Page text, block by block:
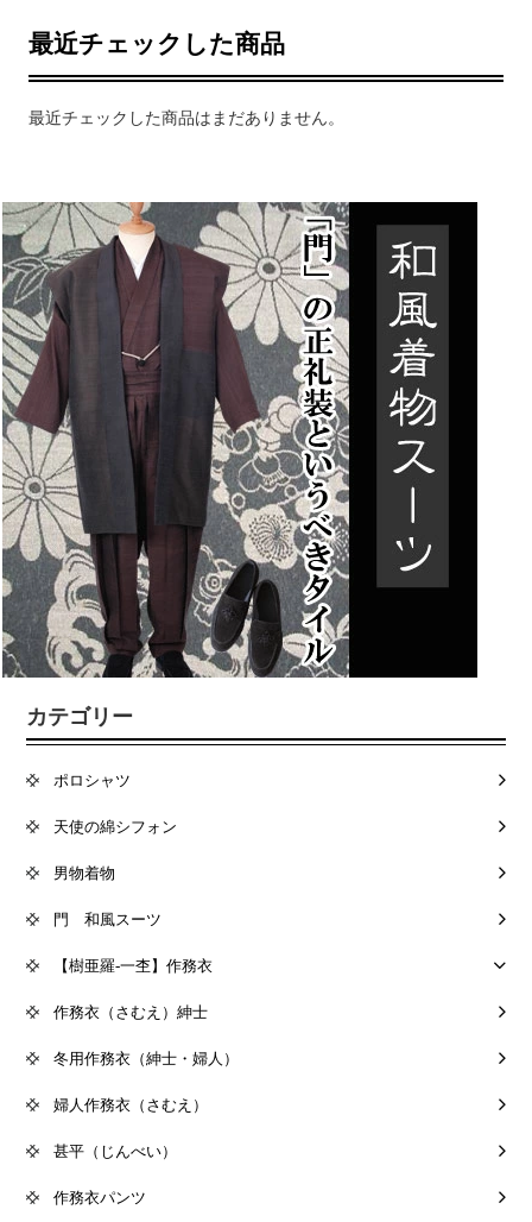
最近チェックした商品
最近チェックした商品はまだありません。
カテゴリー
ポロシャツ
天使の綿シフォン
男物着物
門 和風スーツ
【樹亜羅-一杢】作務衣
作務衣（さむえ）紳士
冬用作務衣（紳士・婦人）
婦人作務衣（さむえ）
甚平（じんべい）
作務衣パンツ